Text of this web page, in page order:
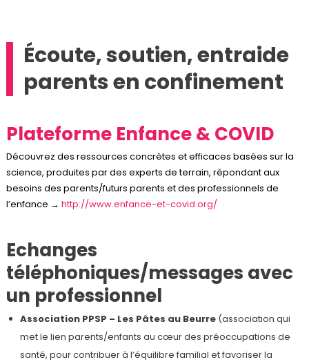
Écoute, soutien, entraide
parents en confinement
Plateforme Enfance & COVID
Découvrez des ressources concrètes et efficaces basées sur la
science, produites par des experts de terrain, répondant aux
besoins des parents/futurs parents et des professionnels de
l’enfance → http://www.enfance-et-covid.org/
Echanges
téléphoniques/messages avec
un professionnel
Association PPSP – Les Pâtes au Beurre(association qui
met le lien parents/enfants au cœur des préoccupations de
santé, pour contribuer à l’équilibre familial et favoriser la